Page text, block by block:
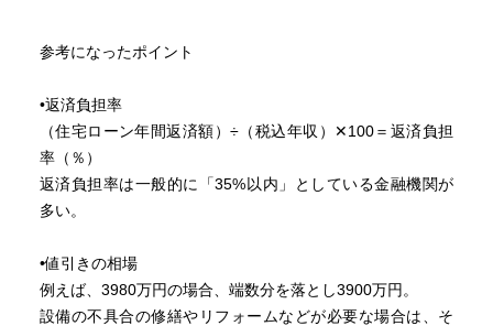
参考になったポイント
•返済負担率
（住宅ローン年間返済額）÷（税込年収）✕100＝返済負担
率（％）
返済負担率は一般的に「35%以内」としている金融機関が
多い。
•値引きの相場
例えば、3980万円の場合、端数分を落とし3900万円。
設備の不具合の修繕やリフォームなどが必要な場合は、そ